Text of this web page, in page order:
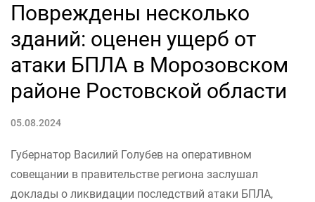
Повреждены несколько
зданий: оценен ущерб от
атаки БПЛА в Морозовском
районе Ростовской области
05.08.2024
Губернатор Василий Голубев на оперативном
совещании в правительстве региона заслушал
доклады о ликвидации последствий атаки БПЛА,